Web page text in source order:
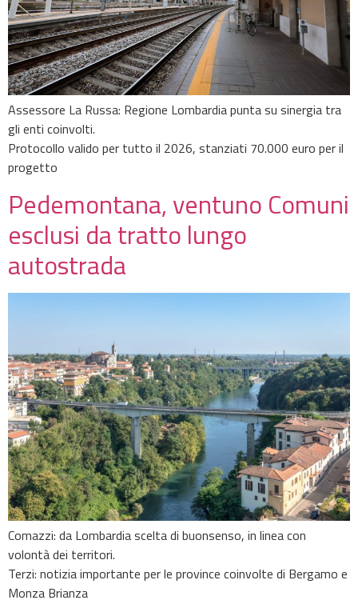
Assessore La Russa: Regione Lombardia punta su sinergia tra
gli enti coinvolti.
Protocollo valido per tutto il 2026, stanziati 70.000 euro per il
progetto
Pedemontana, ventuno Comuni
esclusi da tratto lungo
autostrada
Comazzi: da Lombardia scelta di buonsenso, in linea con
volontà dei territori.
Terzi: notizia importante per le province coinvolte di Bergamo e
Monza Brianza